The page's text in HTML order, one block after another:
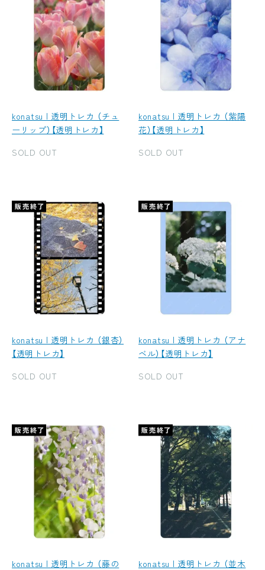
konatsu | 透明トレカ （チュ
ーリップ）【透明トレカ】
SOLD OUT
konatsu | 透明トレカ （紫陽
花）【透明トレカ】
SOLD OUT
konatsu | 透明トレカ （銀杏）
【透明トレカ】
SOLD OUT
konatsu | 透明トレカ （アナ
ベル）【透明トレカ】
SOLD OUT
konatsu | 透明トレカ （藤の
konatsu | 透明トレカ （並木